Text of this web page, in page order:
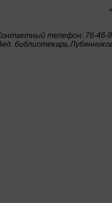
телефон: 76-46-
библиотекарь